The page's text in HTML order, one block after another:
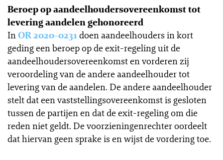
Beroep op aandeelhoudersovereenkomst tot
levering aandelen gehonoreerd
InOR 2020-0231doen aandeelhouders in kort
geding een beroep op de exit-regeling uit de
aandeelhoudersovereenkomst en vorderen zij
veroordeling van de andere aandeelhouder tot
levering van de aandelen. De andere aandeelhouder
stelt dat een vaststellingsovereenkomst is gesloten
tussen de partijen en dat de exit-regeling om die
reden niet geldt. De voorzieningenrechter oordeelt
dat hiervan geen sprake is en wijst de vordering toe.